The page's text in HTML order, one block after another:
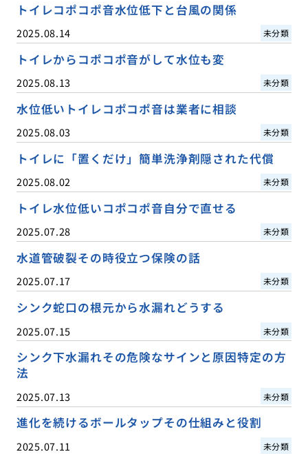
トイレコポコポ音水位低下と台風の関係
2025.08.14 未分類
トイレからコポコポ音がして水位も変
2025.08.13 未分類
水位低いトイレコポコポ音は業者に相談
2025.08.03 未分類
トイレに「置くだけ」簡単洗浄剤隠された代償
2025.08.02 未分類
トイレ水位低いコポコポ音自分で直せる
2025.07.28 未分類
水道管破裂その時役立つ保険の話
2025.07.17 未分類
シンク蛇口の根元から水漏れどうする
2025.07.15 未分類
シンク下水漏れその危険なサインと原因特定の方
法
2025.07.13 未分類
進化を続けるボールタップその仕組みと役割
2025.07.11 未分類